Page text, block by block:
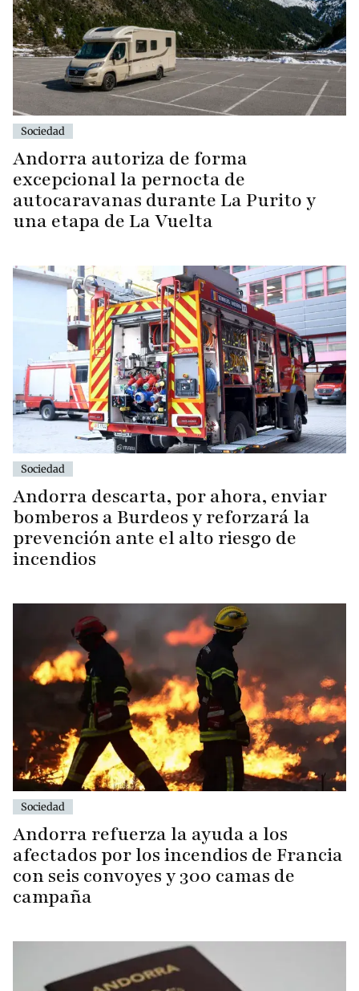
Sociedad
Andorra autoriza de forma
excepcional la pernocta de
autocaravanas durante La Purito y
una etapa de La Vuelta
Sociedad
Andorra descarta, por ahora, enviar
bomberos a Burdeos y reforzará la
prevención ante el alto riesgo de
incendios
Sociedad
Andorra refuerza la ayuda a los
afectados por los incendios de Francia
con seis convoyes y 300 camas de
campaña